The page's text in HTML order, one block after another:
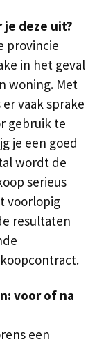
deze uit?
provincie
in het geval
woning. Met
vaak sprake
gebruik te
je een goed
wordt de
serieus
voorlopig
resultaten
voor of na
een